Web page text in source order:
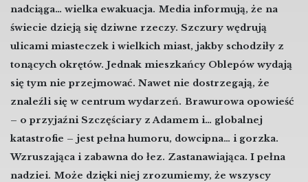
nadciąga… wielka ewakuacja. Media informują, że na
świecie dzieją się dziwne rzeczy. Szczury wędrują
ulicami miasteczek i wielkich miast, jakby schodziły z
tonących okrętów. Jednak mieszkańcy Oblepów wydają
się tym nie przejmować. Nawet nie dostrzegają, że
znaleźli się w centrum wydarzeń. Brawurowa opowieść
– o przyjaźni Szczęściary z Adamem i… globalnej
katastrofie – jest pełna humoru, dowcipna… i gorzka.
Wzruszająca i zabawna do łez. Zastanawiająca. I pełna
nadziei. Może dzięki niej zrozumiemy, że wszyscy